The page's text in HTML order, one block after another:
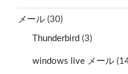
メール (30)
Thunderbird (3)
windows live メール